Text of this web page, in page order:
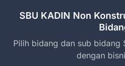
SBU KADIN Non
Pilih bidang dan sub bidang
dengan